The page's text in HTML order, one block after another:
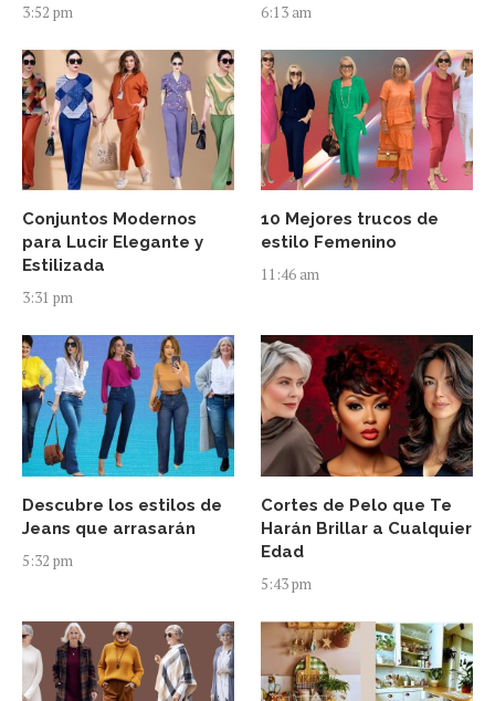
3:52 pm
6:13 am
Conjuntos Modernos
para Lucir Elegante y
Estilizada
3:31 pm
10 Mejores trucos de
estilo Femenino
11:46 am
Descubre los estilos de
Jeans que arrasarán
5:32 pm
Cortes de Pelo que Te
Harán Brillar a Cualquier
Edad
5:43 pm